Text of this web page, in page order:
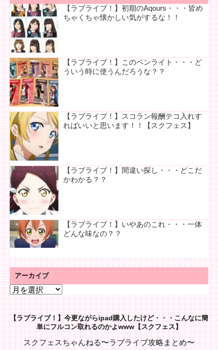
【ラブライブ！】初期のAqours・・・皆め
ちゃくちゃ懐かしい気がするな！！
【ラブライブ！】このペンライト・・・ど
ういう時に使うんだろうな？？
【ラブライブ！】スコラン報酬テコ入れす
ればいいと思います！！【スクフェス】
【ラブライブ！】間違い探し・・・どこだ
かわかる？？
【ラブライブ！】いやあのこれ・・・一体
どんな味なの？？
アーカイブ
ア
イ
【ラブライブ！】今更ながらipad購入したけど・・・こんなに簡
単にフルコン取れるのかよwww【スクフェス】
スクフェスちゃんねる〜ラブライブ攻略まとめ〜